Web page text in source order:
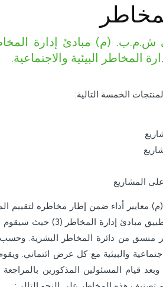
المخاطر البيئية والاجتماعية.
الخمسة التالية:
المشاريع
أداء ضمن إطار مخاطره لتقييم
قام بتكليف مدير علاقات
منسق من دائرة المخاطر البشرية. وحسب
والبيئية مع كل عرض ائتماني.
وبعد قيام المسئولين المذكورين